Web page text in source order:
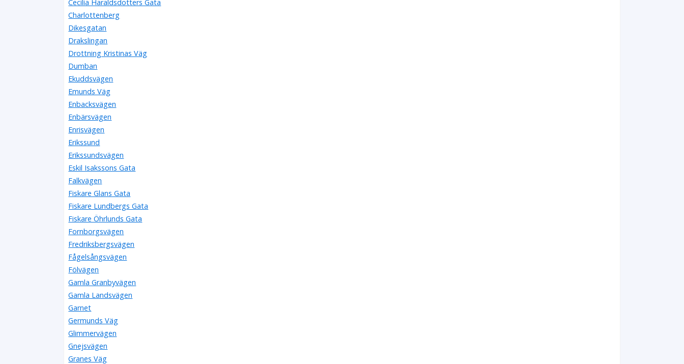
Cecilia Haraldsdotters Gata
Charlottenberg
Dikesgatan
Drakslingan
Drottning Kristinas Väg
Dumban
Ekuddsvägen
Emunds Väg
Enbacksvägen
Enbärsvägen
Enrisvägen
Erikssund
Erikssundsvägen
Eskil Isakssons Gata
Falkvägen
Fiskare Glans Gata
Fiskare Lundbergs Gata
Fiskare Öhrlunds Gata
Fornborgsvägen
Fredriksbergsvägen
Fågelsångsvägen
Fölvägen
Gamla Granbyvägen
Gamla Landsvägen
Garnet
Germunds Väg
Glimmervägen
Gnejsvägen
Granes Väg